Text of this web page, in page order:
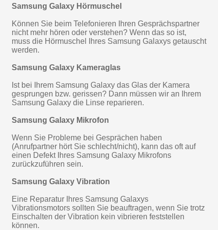
Samsung Galaxy Hörmuschel
Können Sie beim Telefonieren Ihren Gesprächspartner
nicht mehr hören oder verstehen? Wenn das so ist,
muss die Hörmuschel Ihres Samsung Galaxys getauscht
werden.
Samsung Galaxy Kameraglas
Ist bei Ihrem Samsung Galaxy das Glas der Kamera
gesprungen bzw. gerissen? Dann müssen wir an Ihrem
Samsung Galaxy die Linse reparieren.
Samsung Galaxy Mikrofon
Wenn Sie Probleme bei Gesprächen haben
(Anrufpartner hört Sie schlecht/nicht), kann das oft auf
einen Defekt Ihres Samsung Galaxy Mikrofons
zurückzuführen sein.
Samsung Galaxy Vibration
Eine Reparatur Ihres Samsung Galaxys
Vibrationsmotors sollten Sie beauftragen, wenn Sie trotz
Einschalten der Vibration kein vibrieren feststellen
können.